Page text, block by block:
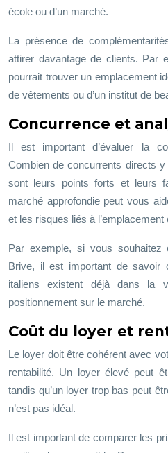
école ou d’un marché.
La présence de
attirer davantage de clients. Par
pourrait trouver un emplacement
de vêtements ou d’un institut de
Concurrence et
Il est important d’évaluer la
Combien de concurrents directs
sont leurs points forts et leurs
marché approfondie peut vous
et les risques liés à l’emplacement
Par exemple, si vous souhaitez
Brive, il est important de savoir
italiens existent déjà dans la
positionnement sur le marché.
Coût du loyer et
Le loyer doit être cohérent avec
rentabilité. Un loyer élevé peut
tandis qu’un loyer trop bas peut
n’est pas idéal.
Il est important de comparer les